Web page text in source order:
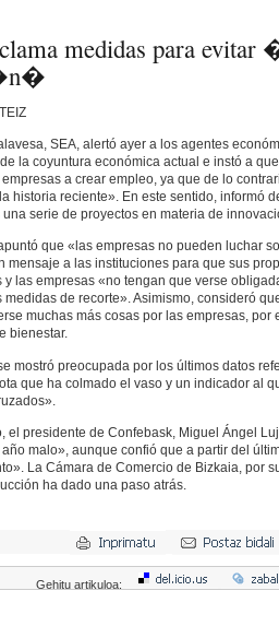
medidas para evitar
SEA, alertó ayer a los agentes
la coyuntura económica actual e instó a
a crear empleo, ya que de lo
historia reciente». En este sentido, informó
serie de proyectos en materia de
que «las empresas no pueden luchar
mensaje a las instituciones para que sus
y las empresas «no tengan que verse
medidas de recorte». Asimismo, consideró
muchas más cosas por las empresas, por
bienestar.
mostró preocupada por los últimos datos
que ha colmado el vaso y un indicador al
el presidente de Confebask, Miguel Ángel
malo», aunque confió que a partir del
La Cámara de Comercio de Bizkaia, por
ha dado una paso atrás.
Gehitu artikuloa: